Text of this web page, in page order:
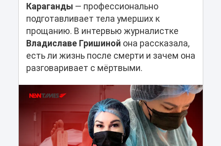
Караганды — профессионально
подготавливает тела умерших к
прощанию. В интервью журналистке
Владиславе Гришиной она рассказала,
есть ли жизнь после смерти и зачем она
разговаривает с мёртвыми.